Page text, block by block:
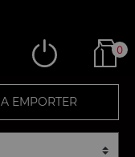
0
A EMPORTER